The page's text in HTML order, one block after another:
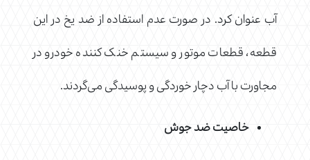
آب عنوان کرد. در صورت عدم استفاده از ضد یخ در این
قطعه، قطعات موتور و سیستم خنک کننده خودرو در
مجاورت با آب دچار خوردگی و پوسیدگی می‌گردند.
خاصیت ضد جوش